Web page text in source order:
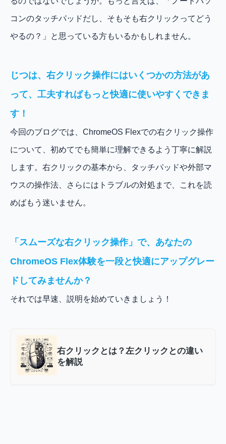
コンのタッチパッドだし、そもそも右クリックってどう
やるの？」と思っている方もいるかもしれません。
じつは、右クリック操作にはいくつかの方法があ
って、工夫すればもっと快適に使いやすくできま
す！
今回のブログでは、ChromeOS Flexでの右クリック操作
について、初めてでも簡単に理解できるよう丁寧に解説
します。右クリックの基本から、タッチパッドや外部マ
ウスの操作法、さらにはトラブルの対処まで、これを読
めばもう迷いません。
「スムーズな右クリック操作」で、あなたの
ChromeOS Flex体験を一段と快適にアップグレー
ドしてみませんか？
それでは早速、説明を始めていきましょう！